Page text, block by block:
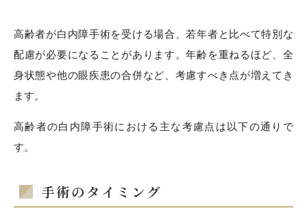
高齢者が白内障手術を受ける場合、若年者と比べて特別な
配慮が必要になることがあります。年齢を重ねるほど、全
身状態や他の眼疾患の合併など、考慮すべき点が増えてき
ます。
高齢者の白内障手術における主な考慮点は以下の通りで
す。
手術のタイミング